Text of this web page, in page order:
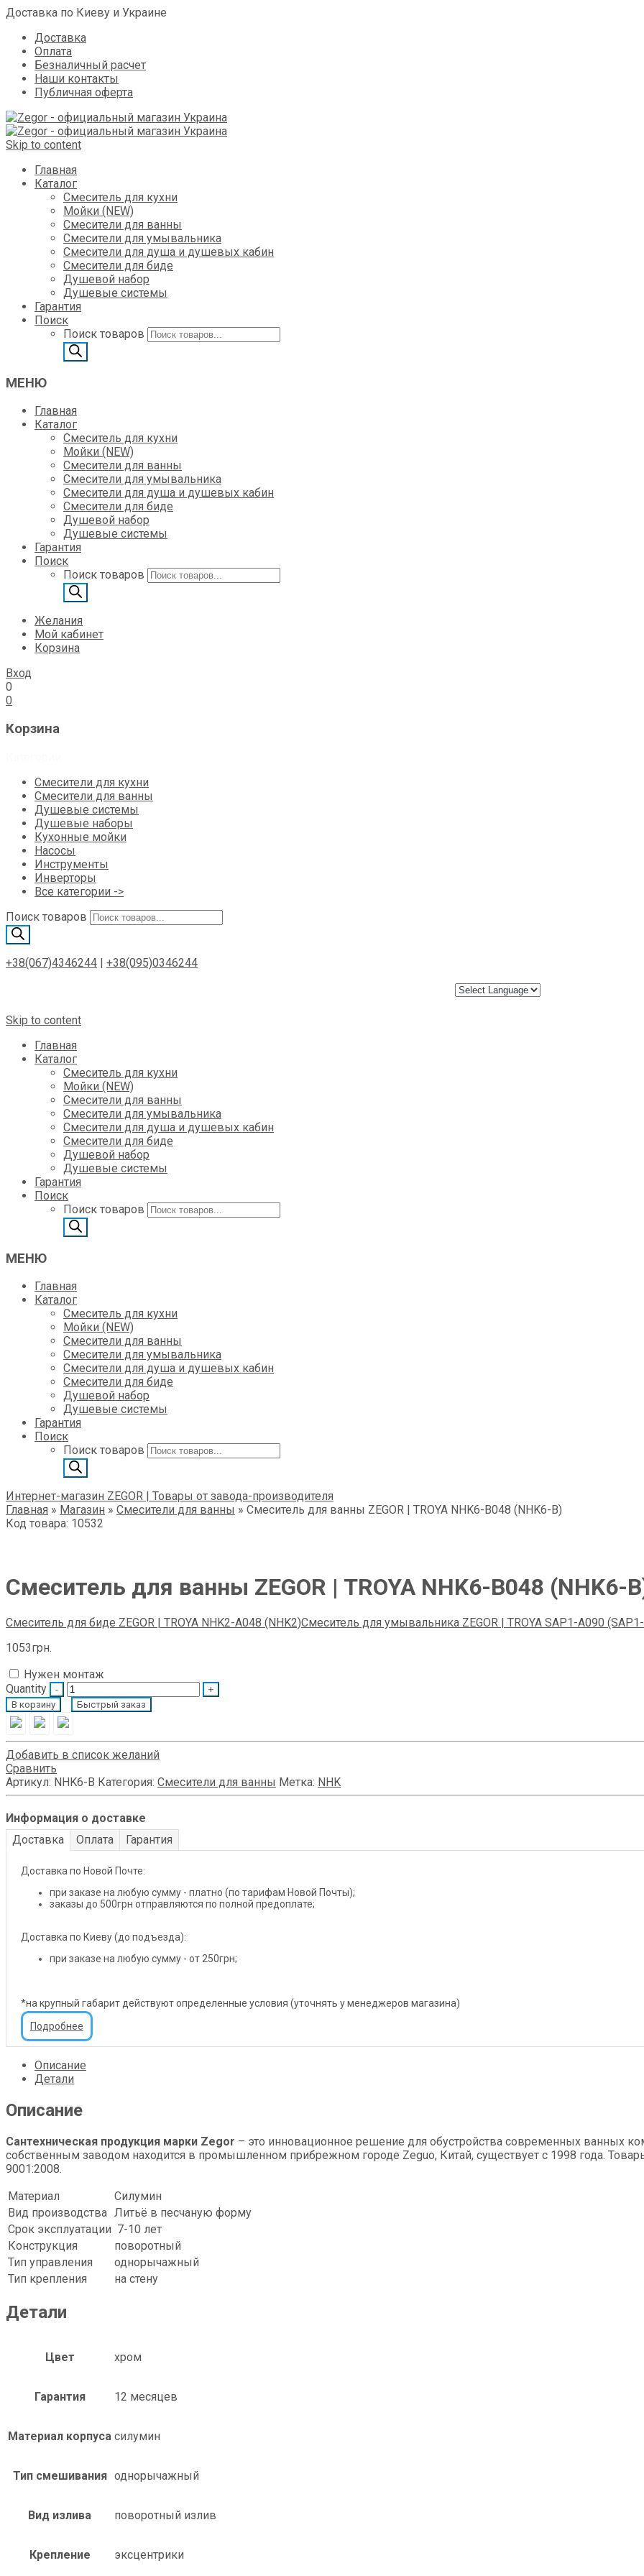
Доставка по Киеву и Украине
Доставка
Оплата
Безналичный расчет
Наши контакты
Публичная оферта
Skip to content
Главная
Каталог
Смеситель для кухни
Мойки (NEW)
Смесители для ванны
Смесители для умывальника
Смесители для душа и душевых кабин
Смесители для биде
Душевой набор
Душевые системы
Гарантия
Поиск
Поиск товаров
МЕНЮ
Главная
Каталог
Смеситель для кухни
Мойки (NEW)
Смесители для ванны
Смесители для умывальника
Смесители для душа и душевых кабин
Смесители для биде
Душевой набор
Душевые системы
Гарантия
Поиск
Поиск товаров
Желания
Мой кабинет
Корзина
Вход
0
0
Корзина
Смесители для кухни
Смесители для ванны
Душевые системы
Душевые наборы
Кухонные мойки
Насосы
Инструменты
Инверторы
Все категории ->
Поиск товаров
+38(067)4346244 | +38(095)0346244
Skip to content
Главная
Каталог
Смеситель для кухни
Мойки (NEW)
Смесители для ванны
Смесители для умывальника
Смесители для душа и душевых кабин
Смесители для биде
Душевой набор
Душевые системы
Гарантия
Поиск
Поиск товаров
МЕНЮ
Главная
Каталог
Смеситель для кухни
Мойки (NEW)
Смесители для ванны
Смесители для умывальника
Смесители для душа и душевых кабин
Смесители для биде
Душевой набор
Душевые системы
Гарантия
Поиск
Поиск товаров
Интернет-магазин ZEGOR | Товары от завода-производителя
Главная » Магазин » Смесители для ванны » Смеситель для ванны ZEGOR | TROYA NHK6-B048 (NHK6-B)
Код товара: 10532
Смеситель для ванны ZEGOR | TROYA NHK6-B048 (NHK6-
Смеситель для биде ZEGOR | TROYA NHK2-A048 (NHK2)Смеситель для умывальника ZEGOR | TROYA SAP1-A090
1053грн.
Нужен монтаж
Quantity
В корзину Быстрый заказ
Добавить в список желаний
Сравнить
Артикул: NHK6-B Категория: Смесители для ванны Метка: NHK
Информация о доставке
Доставка
Оплата Гарантия
Доставка по Новой Почте:
при заказе на любую сумму - платно (по тарифам Новой Почты);
заказы до 500грн отправляются по полной предоплате;
Доставка по Киеву (до подъезда):
при заказе на любую сумму - от 250грн;
*на крупный габарит действуют определенные условия (уточнять у менеджеров магазина)
Подробнее
Описание
Детали
Описание
Сантехническая продукция марки Zegor – это инновационное решение для обустройства современных ванных
собственным заводом находится в промышленном прибрежном городе Zeguo, Китай, существует с 1998 года.
9001:2008.
Материал
Силумин
Вид производства Литьё в песчаную форму
Срок эксплуатации 7-10 лет
Конструкция
поворотный
Тип управления
однорычажный
Тип крепления
на стену
Детали
Цвет хром
Гарантия 12 месяцев
Материал корпуса силумин
Тип смешивания однорычажный
Вид излива поворотный излив
Крепление эксцентрики